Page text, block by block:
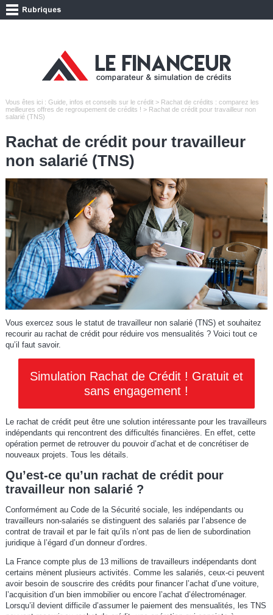
Vous êtes ici : Guide, infos et conseils sur le crédit> Rachat de crédits : comparez les
meilleures offres de regroupement de crédits ! > Rachat de crédit pour travailleur non
salarié (TNS)
Rachat de crédit pour travailleur
non salarié (TNS)
Vous exercez sous le statut de travailleur non salarié (TNS) et souhaitez
recourir au rachat de crédit pour réduire vos mensualités ? Voici tout ce
qu’il faut savoir.
Simulation Rachat de Crédit ! Gratuit et
sans engagement !
Le rachat de crédit peut être une solution intéressante pour les travailleurs
indépendants qui rencontrent des difficultés financières. En effet, cette
opération permet de retrouver du pouvoir d’achat et de concrétiser de
nouveaux projets. Tous les détails.
Qu’est-ce qu’un rachat de crédit pour
travailleur non salarié ?
Conformément au Code de la Sécurité sociale, les indépendants ou
travailleurs non-salariés se distinguent des salariés par l’absence de
contrat de travail et par le fait qu’ils n’ont pas de lien de subordination
juridique à l’égard d’un donneur d’ordres.
La France compte plus de 13 millions de travailleurs indépendants dont
certains mènent plusieurs activités. Comme les salariés, ceux-ci peuvent
avoir besoin de souscrire des crédits pour financer l’achat d’une voiture,
l’acquisition d’un bien immobilier ou encore l’achat d’électroménager.
Lorsqu’il devient difficile d’assumer le paiement des mensualités, les TNS